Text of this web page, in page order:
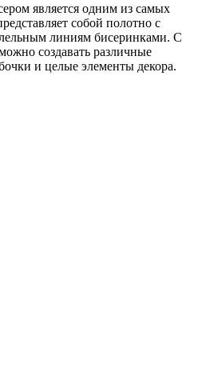
является одним из самых
собой полотно с
линиям бисеринками. С
создавать различные
и целые элементы декора.